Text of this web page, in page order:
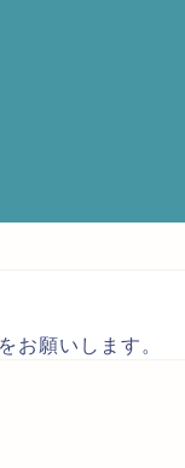
お願いします。